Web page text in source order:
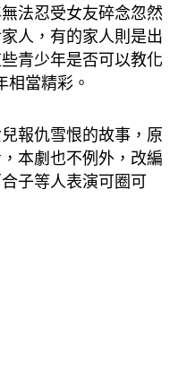
法忍受女友碎念忽然
人，有的家人則是出
青少年是否可以教化
相當精彩。
報仇雪恨的故事，原
本劇也不例外，改編
子等人表演可圈可